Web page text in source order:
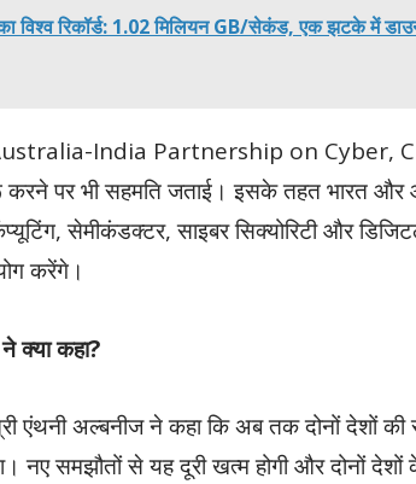
विश्व रिकॉर्ड: 1.02 मिलियन GB/सेकंड, एक झटके में
(Australia-India Partnership on Cyber,
पर भी सहमति जताई। इसके तहत भारत और
सेमीकंडक्टर, साइबर सिक्योरिटी और
करेंगे।
क्या कहा?
एंथनी अल्बनीज ने कहा कि अब तक दोनों देशों की
नए समझौतों से यह दूरी खत्म होगी और दोनों